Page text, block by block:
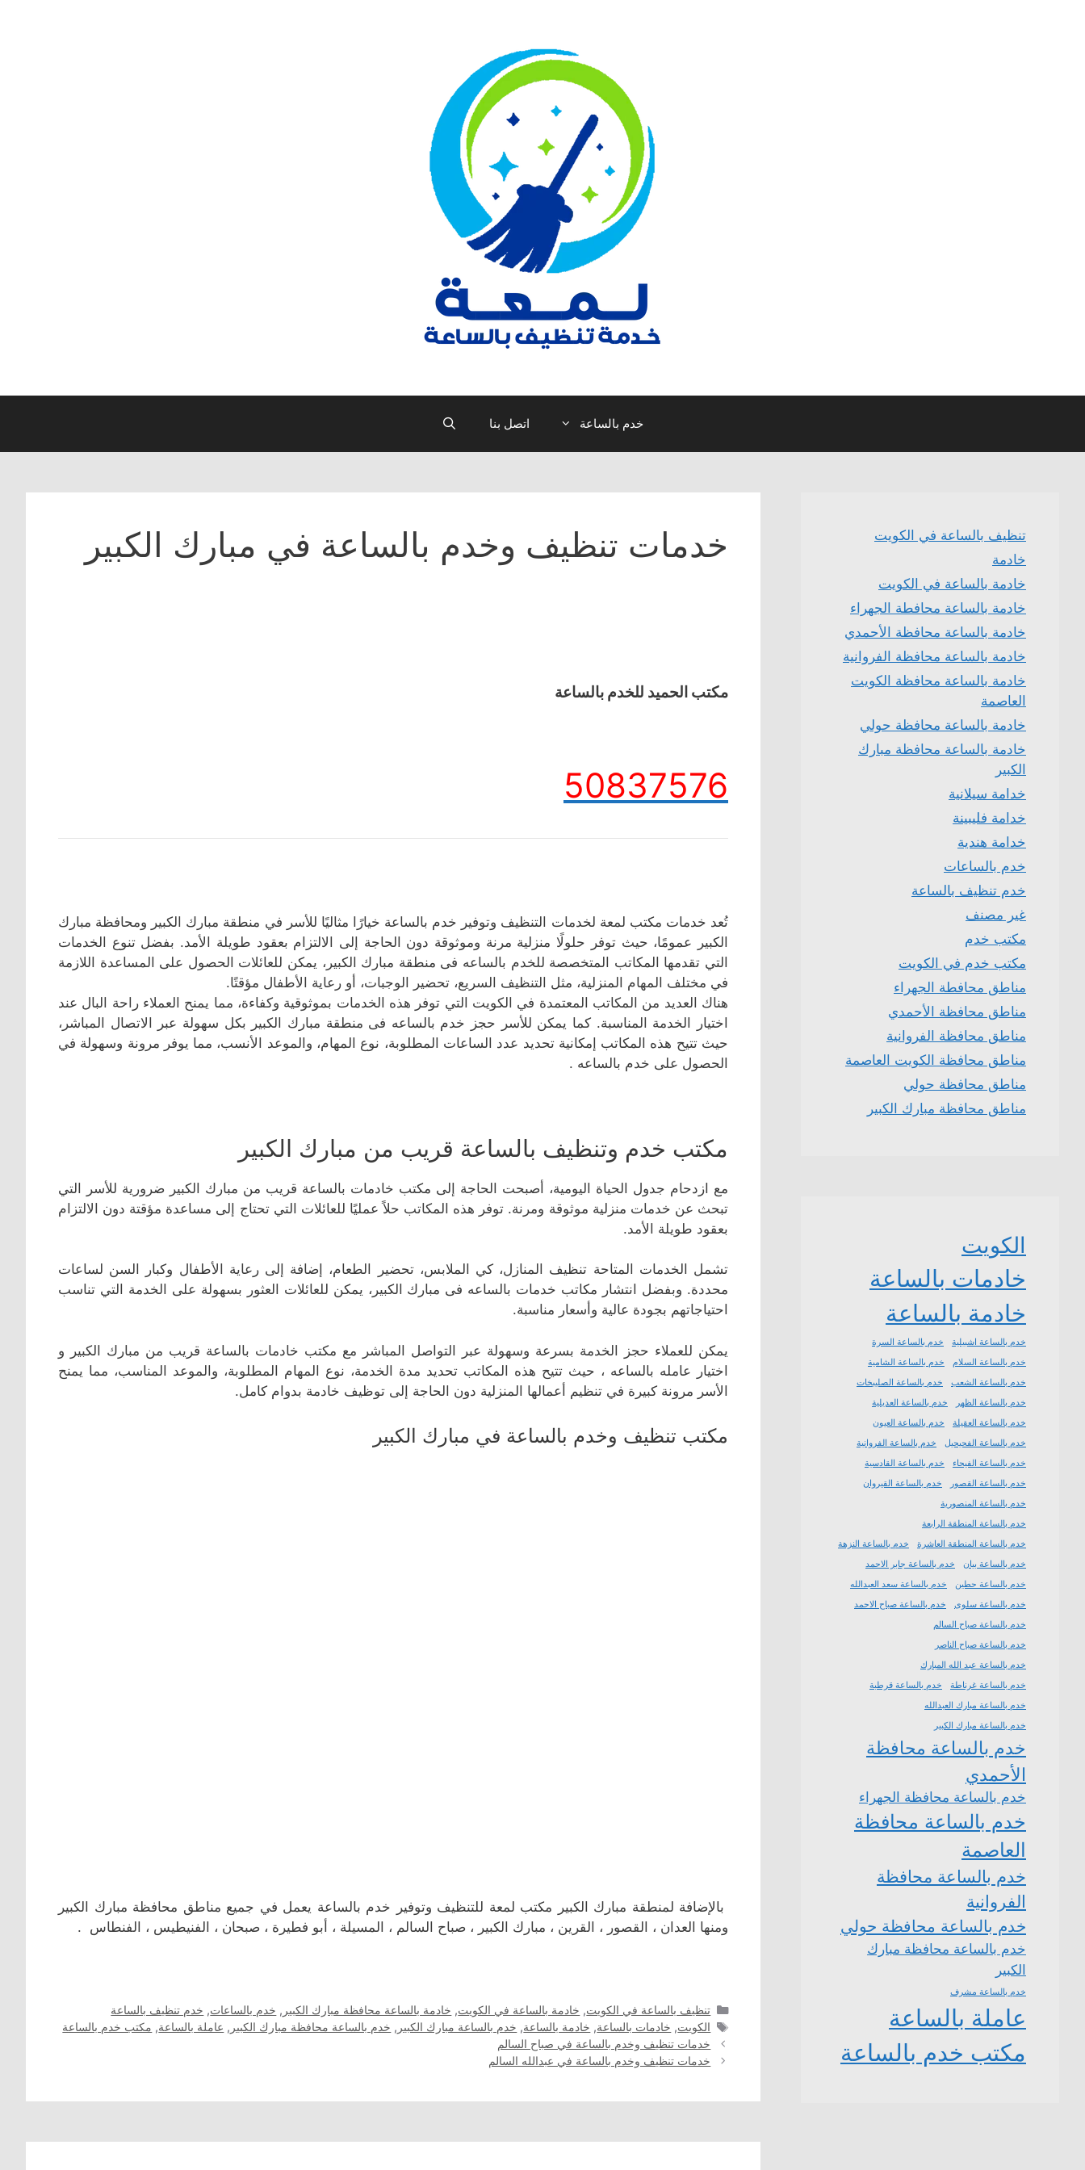
خدم بالساعة اتصل بنا
خدمات تنظيف وخدم بالساعة في مبارك الكبير
مكتب الحميد للخدم بالساعة
50837576
تُعد خدمات مكتب لمعة لخدمات التنظيف وتوفير خدم بالساعة خيارًا مثاليًا للأسر في منطقة مبارك الكبير ومحافظة مبارك
الكبير عمومًا، حيث توفر حلولًا منزلية مرنة وموثوقة دون الحاجة إلى الالتزام بعقود طويلة الأمد. بفضل تنوع الخدمات
التي تقدمها المكاتب المتخصصة للخدم بالساعه فى منطقة مبارك الكبير، يمكن للعائلات الحصول على المساعدة اللازمة
في مختلف المهام المنزلية، مثل التنظيف السريع، تحضير الوجبات، أو رعاية الأطفال مؤقتًا.
هناك العديد من المكاتب المعتمدة في الكويت التي توفر هذه الخدمات بموثوقية وكفاءة، مما يمنح العملاء راحة البال عند
اختيار الخدمة المناسبة. كما يمكن للأسر حجز خدم بالساعه فى منطقة مبارك الكبير بكل سهولة عبر الاتصال المباشر،
حيث تتيح هذه المكاتب إمكانية تحديد عدد الساعات المطلوبة، نوع المهام، والموعد الأنسب، مما يوفر مرونة وسهولة في
الحصول على خدم بالساعه .
مكتب خدم وتنظيف بالساعة قريب من مبارك الكبير
مع ازدحام جدول الحياة اليومية، أصبحت الحاجة إلى مكتب خادمات بالساعة قريب من مبارك الكبير ضرورية للأسر التي
تبحث عن خدمات منزلية موثوقة ومرنة. توفر هذه المكاتب حلاً عمليًا للعائلات التي تحتاج إلى مساعدة مؤقتة دون الالتزام
بعقود طويلة الأمد.
تشمل الخدمات المتاحة تنظيف المنازل، كي الملابس، تحضير الطعام، إضافة إلى رعاية الأطفال وكبار السن لساعات
محددة. وبفضل انتشار مكاتب خدمات بالساعه فى مبارك الكبير، يمكن للعائلات العثور بسهولة على الخدمة التي تناسب
احتياجاتهم بجودة عالية وأسعار مناسبة.
يمكن للعملاء حجز الخدمة بسرعة وسهولة عبر التواصل المباشر مع مكتب خادمات بالساعة قريب من مبارك الكبير و
اختيار عامله بالساعه ، حيث تتيح هذه المكاتب تحديد مدة الخدمة، نوع المهام المطلوبة، والموعد المناسب، مما يمنح
الأسر مرونة كبيرة في تنظيم أعمالها المنزلية دون الحاجة إلى توظيف خادمة بدوام كامل.
مكتب تنظيف وخدم بالساعة في مبارك الكبير
بالإضافة لمنطقة مبارك الكبير مكتب لمعة للتنظيف وتوفير خدم بالساعة يعمل في جميع مناطق محافظة مبارك الكبير
ومنها العدان ، القصور ، القرين ، مبارك الكبير ، صباح السالم ، المسيلة ، أبو فطيرة ، صبحان ، الفنيطيس ، الفنطاس .
التصنيفات
تنظيف بالساعة في الكويت, خادمة بالساعة في الكويت, خادمة بالساعة محافظة مبارك الكبير , خدم بالساعات, خدم تنظيف بالساعة
الوسوم
الكويت, خادمات بالساعة, خادمة بالساعة, خدم بالساعة مبارك الكبير , خدم بالساعة محافظة مبارك الكبير , عاملة بالساعة, مكتب خدم بالساعة
خدمات تنظيف وخدم بالساعة في صباح السالم
خدمات تنظيف وخدم بالساعة في عبدالله السالم
تنظيف بالساعة في الكويت
خادمة
خادمة بالساعة في الكويت
خادمة بالساعة محافطة الجهراء
خادمة بالساعة محافظة الأحمدي
خادمة بالساعة محافظة الفروانية
خادمة بالساعة محافظة الكويت
العاصمة
خادمة بالساعة محافظة حولي
خادمة بالساعة محافظة مبارك
الكبير
خدامة سيلانية
خدامة فليبينة
خدامة هندية
خدم بالساعات
خدم تنظيف بالساعة
غير مصنف
مكتب خدم
مكتب خدم في الكويت
مناطق محافطة الجهراء
مناطق محافظة الأحمدي
مناطق محافظة الفروانية
مناطق محافظة الكويت العاصمة
مناطق محافظة حولي
مناطق محافظة مبارك الكبير
الكويت
خادمات بالساعة
خادمة بالساعة
خدم بالساعة اشبيلية
خدم بالساعة السرة
خدم بالساعة السلام
خدم بالساعة الشامية
خدم بالساعة الشعب
خدم بالساعة الصليبخات
خدم بالساعة الظهر
خدم بالساعة العديلية
خدم بالساعة العقيلة
خدم بالساعة العيون
خدم بالساعة الفحيحيل
خدم بالساعة الفروانية
خدم بالساعة الفيحاء
خدم بالساعة القادسية
خدم بالساعة القصور
خدم بالساعة القيروان
خدم بالساعة المنصورية
خدم بالساعة المنطقة الرابعة
خدم بالساعة المنطقة العاشرة
خدم بالساعة النزهة
خدم بالساعة بيان
خدم بالساعة جابر الاحمد
خدم بالساعة حطين
خدم بالساعة سعد العبدالله
خدم بالساعة سلوى
خدم بالساعة صباح الاحمد
خدم بالساعة صباح السالم
خدم بالساعة صباح الناصر
خدم بالساعة عبد الله المبارك
خدم بالساعة غرناطة
خدم بالساعة قرطبة
خدم بالساعة مبارك العبدالله
خدم بالساعة مبارك الكبير
خدم بالساعة محافظة
الأحمدي
خدم بالساعة محافظة الجهراء
خدم بالساعة محافظة
العاصمة
خدم بالساعة محافظة
الفروانية
خدم بالساعة محافظة حولي
خدم بالساعة محافظة مبارك
الكبير
خدم بالساعة مشرف
عاملة بالساعة
مكتب خدم بالساعة